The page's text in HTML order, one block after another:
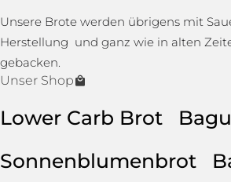
Unsere Brote werden übrigens mit
Herstellung und ganz wie in alten
gebacken.
Unser Shop
Lower Carb Brot
Sonnenblumenbrot